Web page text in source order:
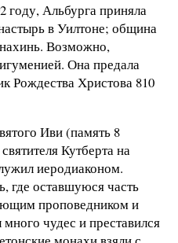
году, Альбурга приняла
в Уилтоне; община
Возможно,
Она предала
Рождества Христова 810
Иви (память 8
Кутберта на
иеродиаконом.
где оставшуюся часть
проповедником и
чудес и преставился